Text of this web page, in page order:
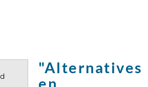
"Alternatives
en